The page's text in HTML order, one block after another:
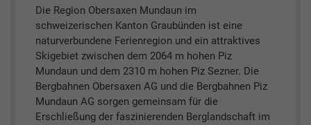
Die Region Obersaxen Mundaun im
schweizerischen Kanton Graubünden ist eine
naturverbundene Ferienregion und ein attraktives
Skigebiet zwischen dem 2064 m hohen Piz
Mundaun und dem 2310 m hohen Piz Sezner. Die
Bergbahnen Obersaxen AG und die Bergbahnen Piz
Mundaun AG sorgen gemeinsam für die
Erschließung der faszinierenden Berglandschaft im